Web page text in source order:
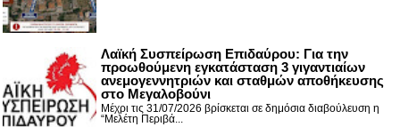
Λαϊκή Συσπείρωση Επιδαύρου: Για την
προωθούμενη εγκατάσταση 3 γιγαντιαίων
ανεμογεννητριών και σταθμών αποθήκευσης
στο Μεγαλοβούνι
Μέχρι τις 31/07/2026 βρίσκεται σε δημόσια διαβούλευση η
“Μελέτη Περιβά...